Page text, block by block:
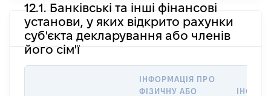
12.1. Банківські та інші фінансові
установи, у яких відкрито рахунки
суб'єкта декларування або членів
його сім'ї
ІНФОРМАЦІЯ ПРО
ФІЗИЧНУ АБО